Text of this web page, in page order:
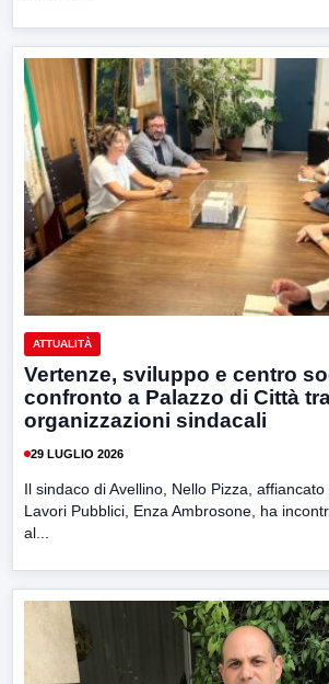
ATTUALITÀ
Vertenze, sviluppo e centro
confronto a Palazzo di Città
organizzazioni sindacali
29 LUGLIO 2026
Il sindaco di Avellino, Nello Pizza, affiancato
Lavori Pubblici, Enza Ambrosone, ha
al...